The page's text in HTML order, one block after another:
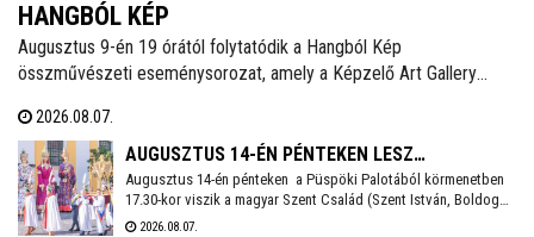
HANGBÓL KÉP
Augusztus 9-én 19 órától folytatódik a Hangból Kép
összművészeti eseménysorozat, amely a Képzelő Art Gallery
Székesfehérvár Önkormányzata támogatásával valósul meg a
Belvárosban.
2026.08.07.
AUGUSZTUS 14-ÉN PÉNTEKEN LESZ
SZÉKESFEHÉRVÁR FOGADALMI SZENTMISÉJE
Augusztus 14-én pénteken a Püspöki Palotából körmenetben
17.30-kor viszik a magyar Szent Család (Szent István, Boldog
Gizella, Szent Imre) ereklyéit a Székesegyházba. Az ereklyék
2026.08.07.